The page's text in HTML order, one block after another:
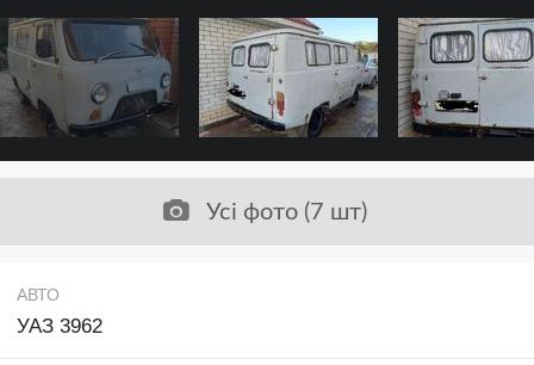
Усі фото (7 шт)
АВТО
УАЗ 3962